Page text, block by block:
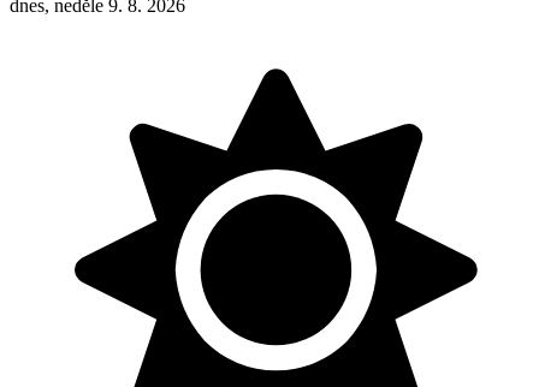
dnes, neděle 9. 8. 2026